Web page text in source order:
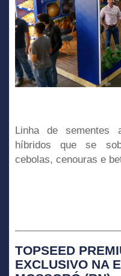
Linha de sementes
híbridos que se
cebolas, cenouras e
TOPSEED
EXCLUSIVO NA